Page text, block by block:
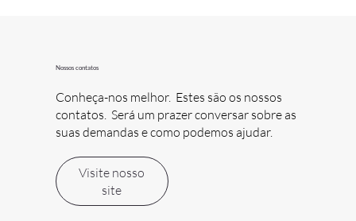
Nossos contatos
Conheça-nos melhor. Estes são os nossos
contatos. Será um prazer conversar sobre as
suas demandas e como podemos ajudar.
Visite nosso
site